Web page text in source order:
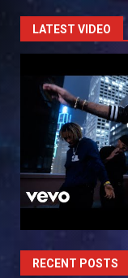
LATEST VIDEO
RECENT POSTS